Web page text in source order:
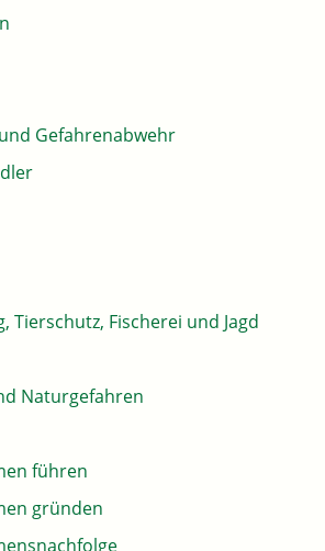
Gefahrenabwehr
Tierschutz, Fischerei und Jagd
Naturgefahren
führen
gründen